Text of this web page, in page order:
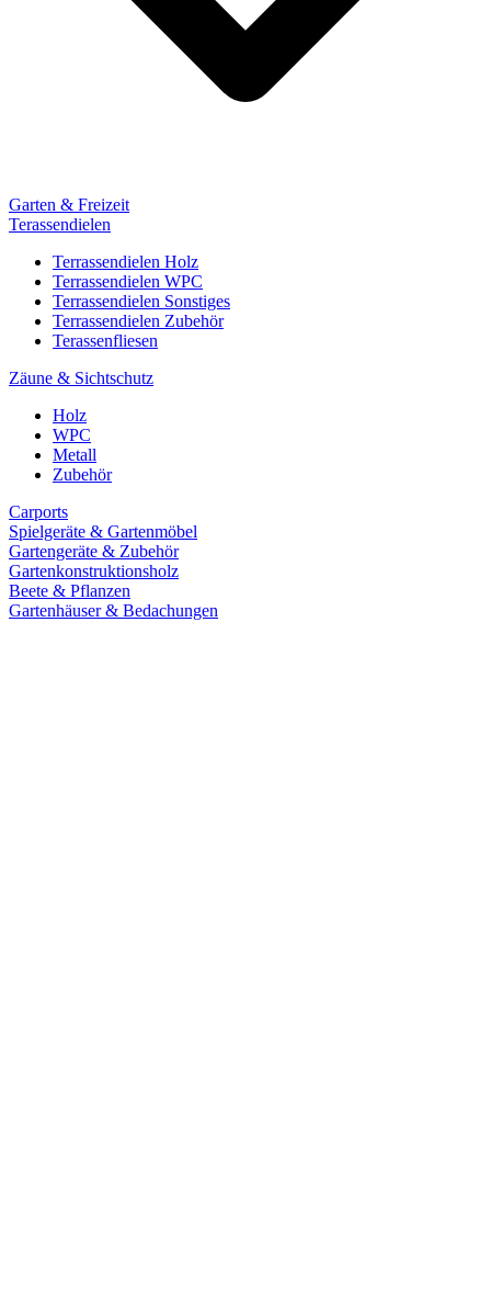
Garten & Freizeit
Terassendielen
Terrassendielen Holz
Terrassendielen WPC
Terrassendielen Sonstiges
Terrassendielen Zubehör
Terassenfliesen
Zäune & Sichtschutz
Holz
WPC
Metall
Zubehör
Carports
Spielgeräte & Gartenmöbel
Gartengeräte & Zubehör
Gartenkonstruktionsholz
Beete & Pflanzen
Gartenhäuser & Bedachungen